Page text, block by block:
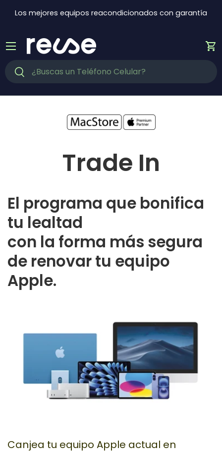
Ir al contenido
Los mejores equipos reacondicionados con garantía
Buscar
Buscar
Menú
Trade In
El programa que bonifica
tu lealtad
con la forma más segura
de renovar tu equipo
Apple.
Canjea tu equipo Apple actual en